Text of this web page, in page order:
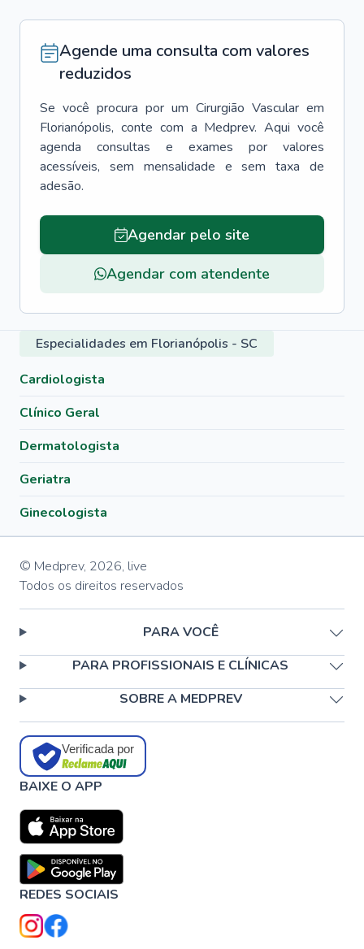
Agende uma consulta com valores
reduzidos
Se você procura por um Cirurgião Vascular em
Florianópolis, conte com a Medprev. Aqui você
agenda consultas e exames por valores
acessíveis, sem mensalidade e sem taxa de
adesão.
Agendar pelo site
Agendar com atendente
Especialidades em Florianópolis - SC
Cardiologista
Clínico Geral
Dermatologista
Geriatra
Ginecologista
© Medprev, 2026, live
Todos os direitos reservados
PARA VOCÊ
PARA PROFISSIONAIS E CLÍNICAS
SOBRE A MEDPREV
Verificada por
BAIXE O APP
REDES SOCIAIS